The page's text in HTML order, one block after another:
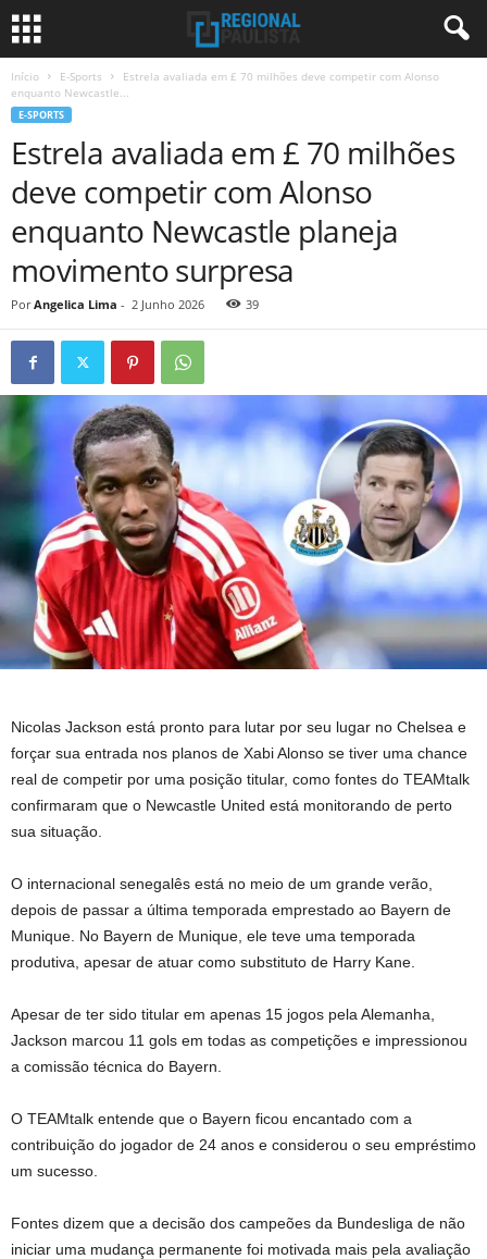
Início E-Sports
Estrela avaliada em £ 70 milhões deve competir com Alonso
enquanto Newcastle...
E-SPORTS
Estrela avaliada em £ 70 milhões
deve competir com Alonso
enquanto Newcastle planeja
movimento surpresa
Por Angelica Lima - 2 Junho 2026 39
Nicolas Jackson está pronto para lutar por seu lugar no Chelsea e
forçar sua entrada nos planos de Xabi Alonso se tiver uma chance
real de competir por uma posição titular, como fontes do TEAMtalk
confirmaram que o Newcastle United está monitorando de perto
sua situação.
O internacional senegalês está no meio de um grande verão,
depois de passar a última temporada emprestado ao Bayern de
Munique. No Bayern de Munique, ele teve uma temporada
produtiva, apesar de atuar como substituto de Harry Kane.
Apesar de ter sido titular em apenas 15 jogos pela Alemanha,
Jackson marcou 11 gols em todas as competições e impressionou
a comissão técnica do Bayern.
O TEAMtalk entende que o Bayern ficou encantado com a
contribuição do jogador de 24 anos e considerou o seu empréstimo
um sucesso.
Fontes dizem que a decisão dos campeões da Bundesliga de não
iniciar uma mudança permanente foi motivada mais pela avaliação